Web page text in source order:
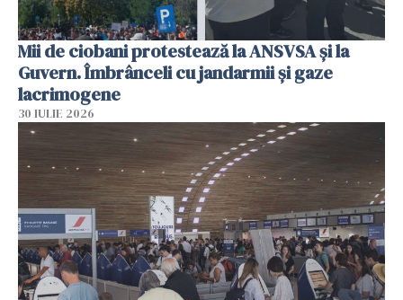
Mii de ciobani protestează la ANSVSA și la
Guvern. Îmbrânceli cu jandarmii și gaze
lacrimogene
30 IULIE 2026